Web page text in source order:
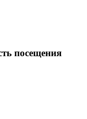
посещения